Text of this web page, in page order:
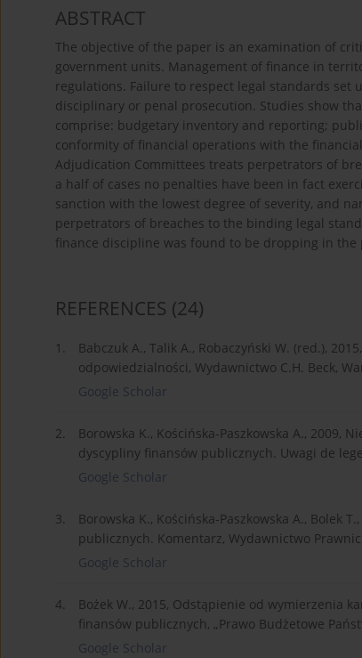
ABSTRACT
The objective of the paper is an examination of
government units. Management of finance in
regulations. Failure to respect legal standards set
disciplinary or penal prosecution. Studies show
comprise: budgetary inventory and reporting;
conformity of financial operations with the
Adjudication Committees treats perpetrators of
a half of cases no penalties have been in fact
sanction with the lowest degree of severity, and
perpetrators of breaches to the binding legal
finance discipline was found to be dropping in the
REFERENCES (24)
1.
Babczuk A., Talik A., Robaczyński W. (red.),
odpowiedzialności, Wydawnictwo C.H. Beck,
Google Scholar
2.
Borowska K., Kościńska-Paszkowska A.,
dyscypliny finansów publicznych. Uwagi de
Google Scholar
3.
Borowska K., Kościńska-Paszkowska A., Bolek
publicznych. Komentarz, Wydawnictwo
Google Scholar
4.
Bożek W., 2015, Odstąpienie od wymierzenia
finansów publicznych, „Prawo Budżetowe
Google Scholar